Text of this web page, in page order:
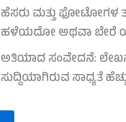
ಹೆಸರು ಮತ್ತು ಫೋಟೋಗಳ
ಹಳೆಯದೋ ಅಥವಾ ಬೇರೆ
ಅತಿಯಾದ ಸಂವೇದನೆ:
ಸುದ್ದಿಯಾಗಿರುವ ಸಾಧ್ಯತೆ